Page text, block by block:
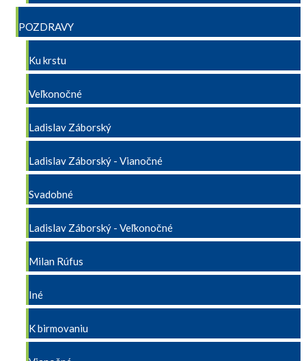
POZDRAVY
Ku krstu
Veľkonočné
Ladislav Záborský
Ladislav Záborský - Vianočné
Svadobné
Ladislav Záborský - Veľkonočné
Milan Rúfus
Iné
K birmovaniu